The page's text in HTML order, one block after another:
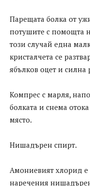
Парещата болка от
потушите с помощта
този случай една
кристалчета се
ябълков оцет и силна
Компрес с марля,
болката и снема
място.
Нишадърен спирт.
Амониевият хлорид е
наречения